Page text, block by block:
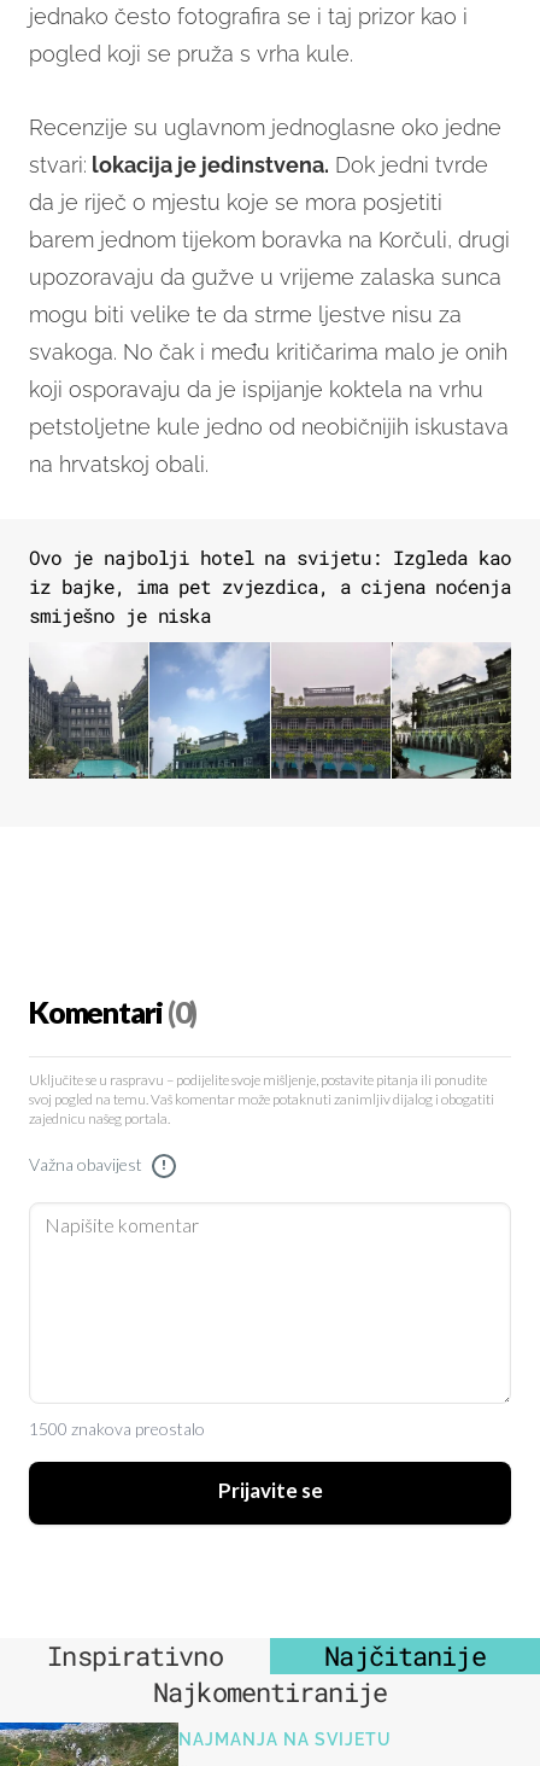
jednako često fotografira se i taj prizor kao i
pogled koji se pruža s vrha kule.
Recenzije su uglavnom jednoglasne oko jedne
stvari: lokacija je jedinstvena. Dok jedni tvrde
da je riječ o mjestu koje se mora posjetiti
barem jednom tijekom boravka na Korčuli, drugi
upozoravaju da gužve u vrijeme zalaska sunca
mogu biti velike te da strme ljestve nisu za
svakoga. No čak i među kritičarima malo je onih
koji osporavaju da je ispijanje koktela na vrhu
petstoljetne kule jedno od neobičnijih iskustava
na hrvatskoj obali.
Ovo je najbolji hotel na svijetu: Izgleda kao
iz bajke, ima pet zvjezdica, a cijena noćenja
smiješno je niska
Komentari(0)
Uključite se u raspravu – podijelite svoje mišljenje, postavite pitanja ili ponudite
svoj pogled na temu. Vaš komentar može potaknuti zanimljiv dijalog i obogatiti
zajednicu našeg portala.
Važna obavijest !
1500 znakova preostalo
Prijavite se
Inspirativno
Najčitanije
Najkomentiranije
NAJMANJA NA SVIJETU